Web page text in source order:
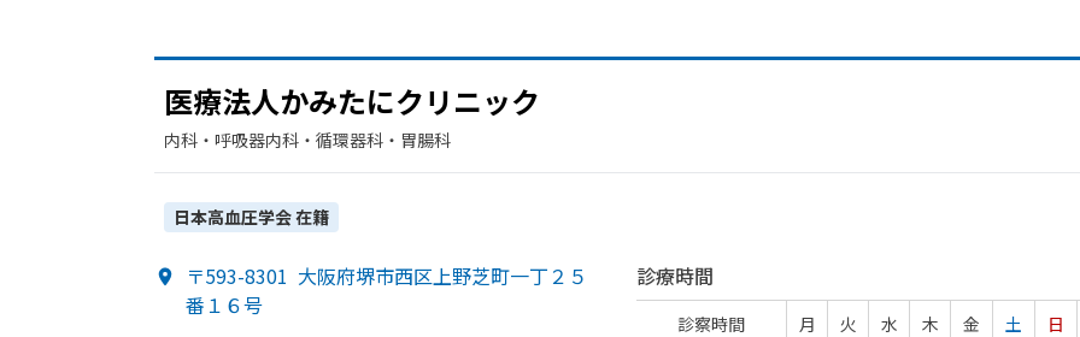
医療法人かみたにクリニック
内科・​呼吸器内科・​循環器科・​胃腸科
日本高血圧学会在籍
〒593-8301 大阪府堺市西区上野芝町一丁２５
番１６号
診療時間
診察時間 月 火 水 木 金 土
日